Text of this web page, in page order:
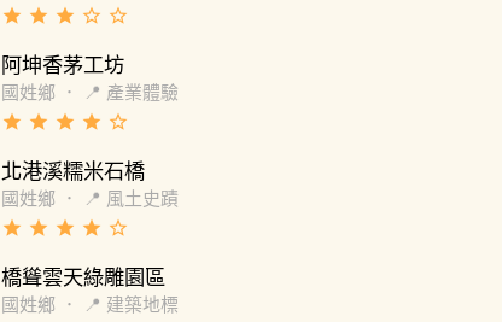
grade grade grade star_border star_border
阿坤香茅工坊
國姓鄉 ． 📍 產業體驗
grade grade grade grade star_border
北港溪糯米石橋
國姓鄉 ． 📍 風土史蹟
grade grade grade grade star_border
橋聳雲天綠雕園區
國姓鄉 ． 📍 建築地標